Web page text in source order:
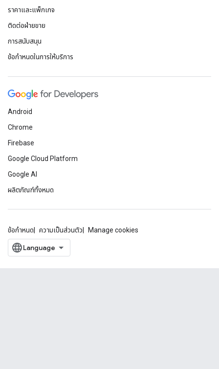
ราคาและแพ็กเกจ
ติดต่อฝ่ายขาย
การสนับสนุน
ข้อกำหนดในการให้บริการ
Android
Chrome
Firebase
Google Cloud Platform
Google AI
ผลิตภัณฑ์ทั้งหมด
ข้อกำหนด ความเป็นส่วนตัว Manage cookies